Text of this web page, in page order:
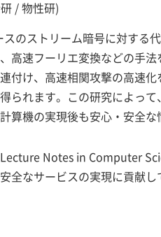
/ 物性研)
スのストリーム暗号に対する
高速フーリエ変換などの手
付け、高速相関攻撃の高速
られます。この研究によっ
算機の実現後も安心・安全な
Notes in Computer
全なサービスの実現に貢献し